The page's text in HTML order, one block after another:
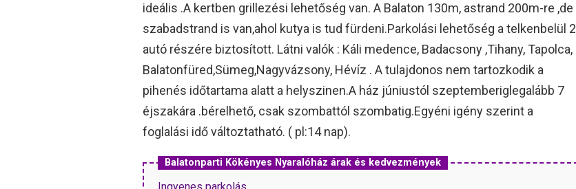
ideális .A kertben grillezési lehetőség van. A Balaton 130m, astrand 200m-re ,de
szabadstrand is van,ahol kutya is tud fürdeni.Parkolási lehetőség a telkenbelül 2
autó részére biztosított. Látni valók : Káli medence, Badacsony ,Tihany, Tapolca,
Balatonfüred,Sümeg,Nagyvázsony, Hévíz . A tulajdonos nem tartozkodik a
pihenés időtartama alatt a helyszinen.A ház júniustól szeptemberiglegalább 7
éjszakára .bérelhető, csak szombattól szombatig.Egyéni igény szerint a
foglalási idő változtatható. ( pl:14 nap).
Balatonparti Kökényes Nyaralóház árak és kedvezmények